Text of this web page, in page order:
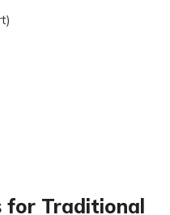
for Traditional